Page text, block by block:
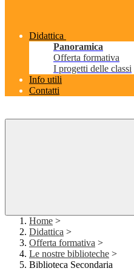
Didattica
Panoramica
Offerta formativa
I progetti delle classi
Info utili
Contatti
Home >
Didattica >
Offerta formativa >
Le nostre biblioteche >
Biblioteca Secondaria